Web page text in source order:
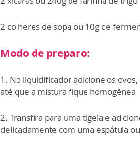
2 colheres de sopa ou 10g de
Modo de preparo:
1. No liquidificador adicione os
até que a mistura fique homogênea
2. Transfira para uma tigela e
delicadamente com uma espátula